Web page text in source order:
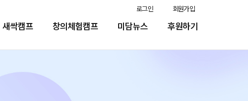
로그인 회원가입
새싹캠프 창의체험캠프 미담뉴스 후원하기